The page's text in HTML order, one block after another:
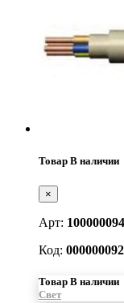
Товар В наличии
×
Арт:
Код:
Товар В наличии
Свет